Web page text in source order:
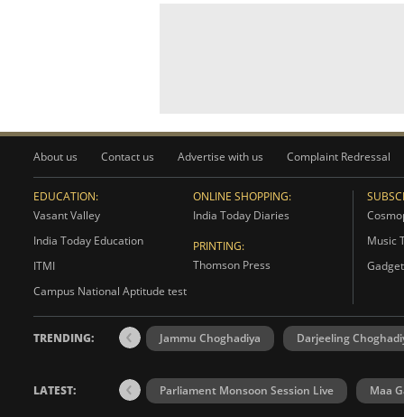
About us Contact us Advertise with us Complaint Redressal
EDUCATION:
Vasant Valley
India Today Education
ITMI
Campus National Aptitude test
ONLINE SHOPPING:
India Today Diaries
PRINTING:
Thomson Press
Music
TRENDING: Jammu Choghadiya Darjeeling
LATEST: Parliament Monsoon Session Live Maa